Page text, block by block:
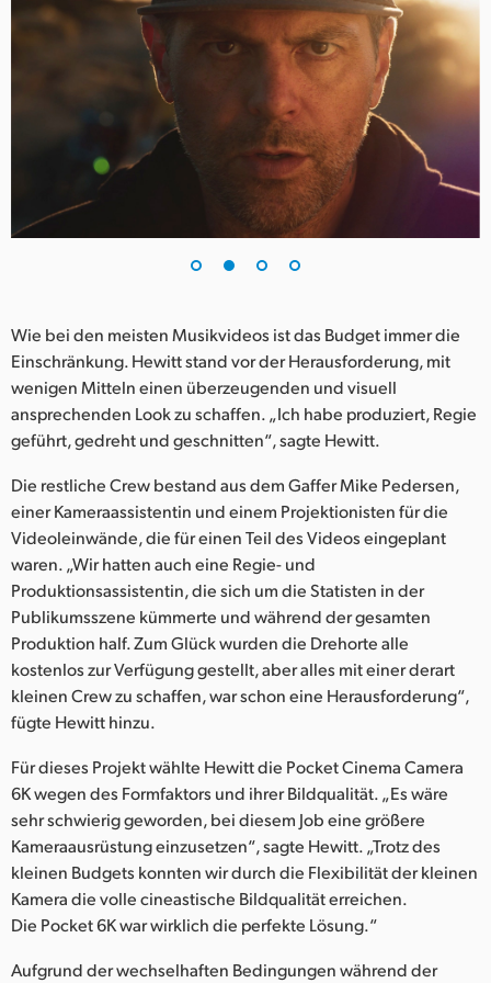
UAE
United Kingdom
Wie bei den meisten Musikvideos ist das Budget immer die
Einschränkung. Hewitt stand vor der Herausforderung, mit
wenigen Mitteln einen überzeugenden und visuell
ansprechenden Look zu schaffen. „Ich habe produziert, Regie
geführt, gedreht und geschnitten“, sagte Hewitt.
Die restliche Crew bestand aus dem Gaffer Mike Pedersen,
einer Kameraassistentin und einem Projektionisten für die
Videoleinwände, die für einen Teil des Videos eingeplant
waren. „Wir hatten auch eine Regie- und
Produktionsassistentin, die sich um die Statisten in der
Publikumsszene kümmerte und während der gesamten
Produktion half. Zum Glück wurden die Drehorte alle
kostenlos zur Verfügung gestellt, aber alles mit einer derart
kleinen Crew zu schaffen, war schon eine Herausforderung“,
fügte Hewitt hinzu.
Für dieses Projekt wählte Hewitt die Pocket Cinema Camera
6K wegen des Formfaktors und ihrer Bildqualität. „Es wäre
sehr schwierig geworden, bei diesem Job eine größere
Kameraausrüstung einzusetzen“, sagte Hewitt. „Trotz des
kleinen Budgets konnten wir durch die Flexibilität der kleinen
Kamera die volle cineastische Bildqualität erreichen.
Die Pocket 6K war wirklich die perfekte Lösung.“
Aufgrund der wechselhaften Bedingungen während der